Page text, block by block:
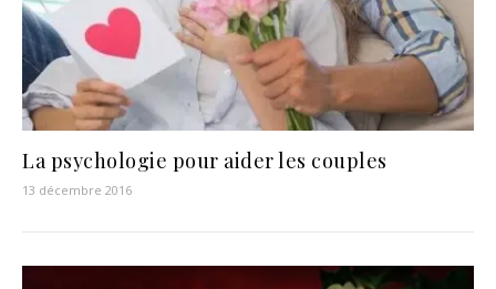
La psychologie pour aider les couples
13 décembre 2016